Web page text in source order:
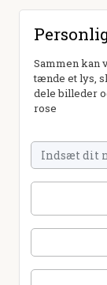
Sammen kan
tænde et lys,
dele billeder
rose